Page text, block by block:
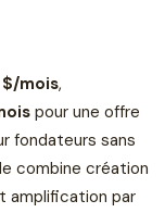
mois,
pour une offre
fondateurs sans
combine création
amplification par